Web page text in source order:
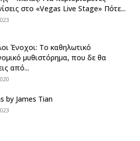
στο «Vegas Live Stage» Πότε...
Ένοχοι: Το καθηλωτικό
μυθιστόρημα, που δε θα
από...
by James Tian